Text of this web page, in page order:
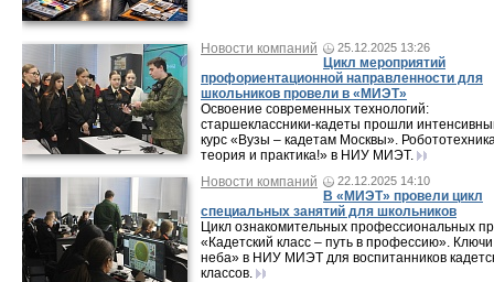
Новости компаний 25.12.2025 13:26
Цикл мероприятий
профориентационной направленности для
школьников провели в «МИЭТ»
Освоение современных технологий:
старшеклассники-кадеты прошли
курс «Вузы – кадетам Москвы».
теория и практика!» в НИУ МИЭТ.
Новости компаний
22.12.2025 14:10
В «МИЭТ» провели цикл
специальных занятий для школьников
Цикл ознакомительных профессиональных
«Кадетский класс – путь в профессию».
неба» в НИУ МИЭТ для воспитанников
классов.